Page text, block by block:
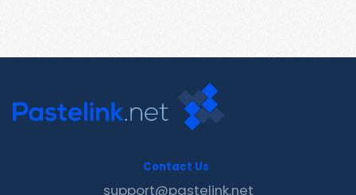
Contact Us
support@pastelink.net